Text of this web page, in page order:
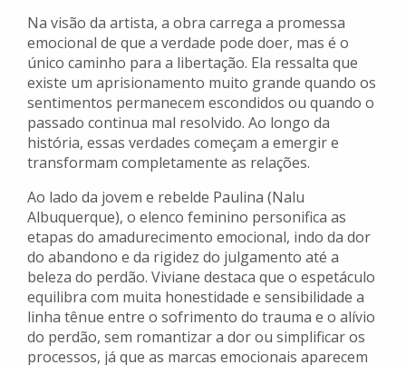
Na visão da artista, a obra carrega a promessa
emocional de que a verdade pode doer, mas é o
único caminho para a libertação. Ela ressalta que
existe um aprisionamento muito grande quando os
sentimentos permanecem escondidos ou quando o
passado continua mal resolvido. Ao longo da
história, essas verdades começam a emergir e
transformam completamente as relações.
Ao lado da jovem e rebelde Paulina (Nalu
Albuquerque), o elenco feminino personifica as
etapas do amadurecimento emocional, indo da dor
do abandono e da rigidez do julgamento até a
beleza do perdão. Viviane destaca que o espetáculo
equilibra com muita honestidade e sensibilidade a
linha tênue entre o sofrimento do trauma e o alívio
do perdão, sem romantizar a dor ou simplificar os
processos, já que as marcas emocionais aparecem